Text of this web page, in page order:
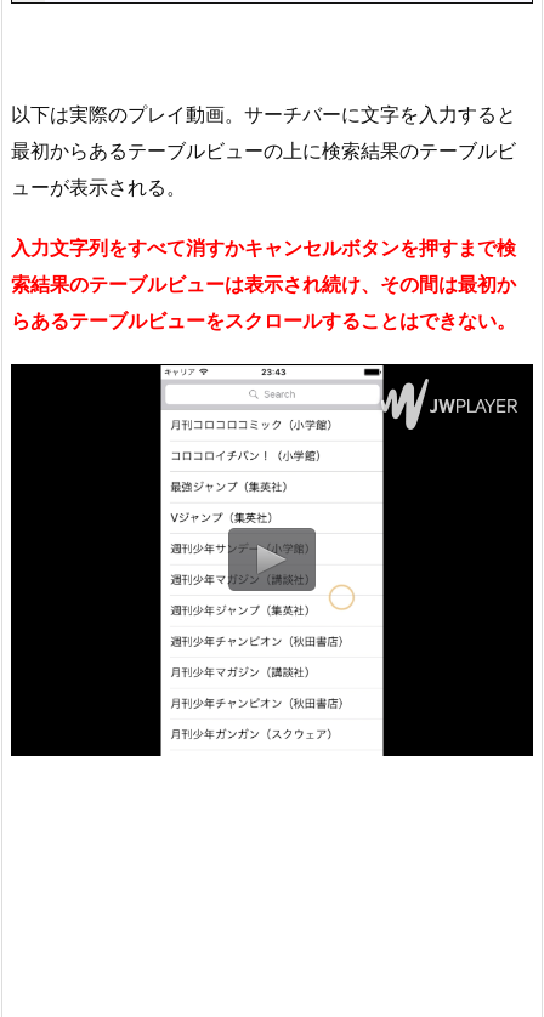
以下は実際のプレイ動画。サーチバーに文字を入力すると
最初からあるテーブルビューの上に検索結果のテーブルビ
ューが表示される。
入力文字列をすべて消すかキャンセルボタンを押すまで検
索結果のテーブルビューは表示され続け、その間は最初か
らあるテーブルビューをスクロールすることはできない。